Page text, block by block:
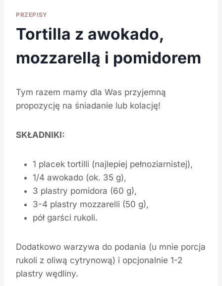
PRZEPISY
Tortilla z awokado,
mozzarellą i pomidorem
Tym razem mamy dla Was przyjemną
propozycję na śniadanie lub kolację!
SKŁADNIKI:
1 placek tortilli (najlepiej pełnoziarnistej),
1/4 awokado (ok. 35 g),
3 plastry pomidora (60 g),
3-4 plastry mozzarelli (50 g),
pół garści rukoli.
Dodatkowo warzywa do podania (u mnie porcja
rukoli z oliwą cytrynową) i opcjonalnie 1-2
plastry wędliny.